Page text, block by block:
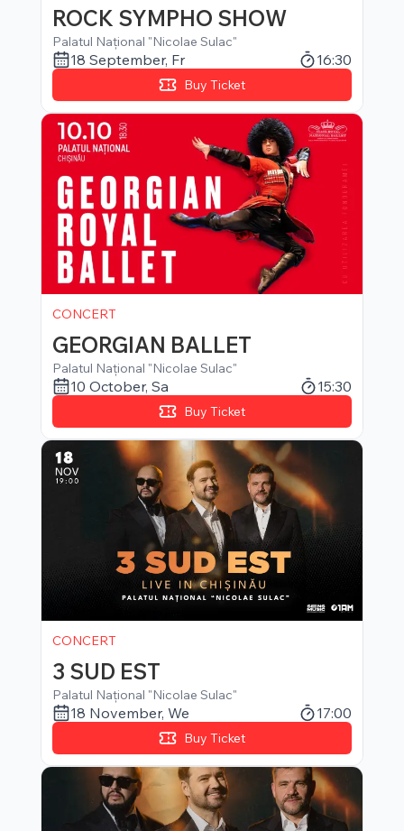
ROCK SYMPHO SHOW
Palatul Național "Nicolae Sulac"
18 September, Fr 16:30
Buy Ticket
CONCERT
GEORGIAN BALLET
Palatul Național "Nicolae Sulac"
10 October, Sa 15:30
Buy Ticket
CONCERT
3 SUD EST
Palatul Național "Nicolae Sulac"
18 November, We 17:00
Buy Ticket